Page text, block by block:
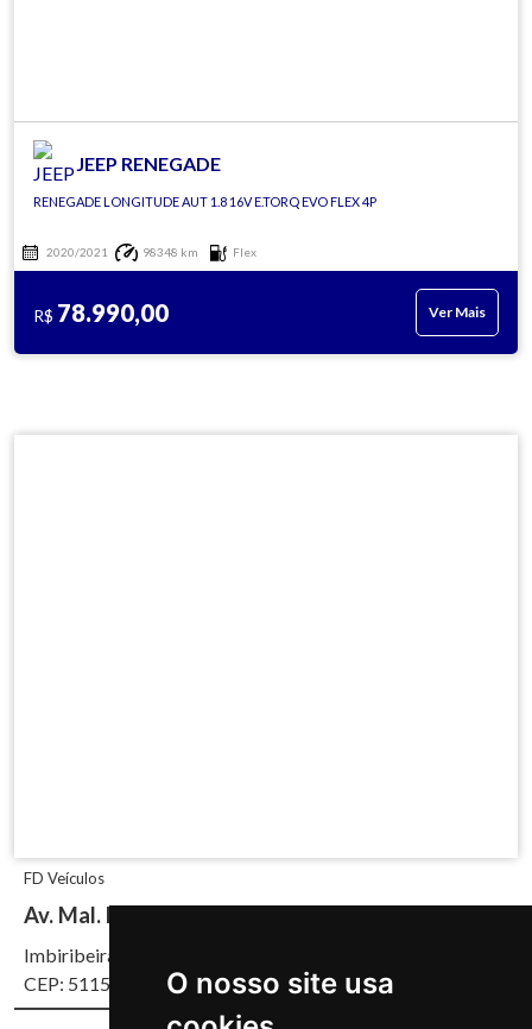
O nosso site usa
JEEP RENEGADE
RENEGADE LONGITUDE AUT 1.8 16V E.TORQ EVO FLEX 4P
2020/2021 98348 km Flex
R$ 78.990,00 Ver Mais
FD Veículos
Av. Mal. Mascarenhas de Morais, 4930
Imbiribeira, Recife/PE
CEP: 51150-000